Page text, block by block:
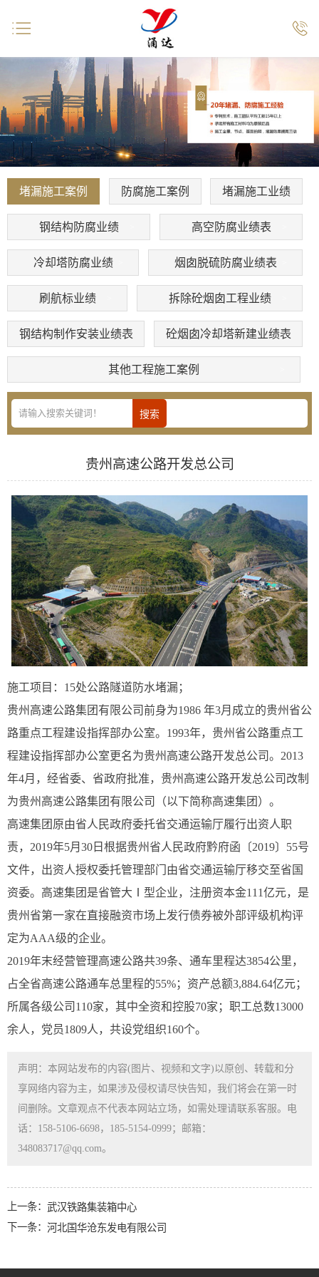
堵漏施工案例 防腐施工案例 堵漏施工业绩
钢结构防腐业绩 高空防腐业绩表
冷却塔防腐业绩 烟囱脱硫防腐业绩表
刷航标业绩 拆除砼烟囱工程业绩
钢结构制作安装业绩表 砼烟囱冷却塔新建业绩表
其他工程施工案例
贵州高速公路开发总公司
施工项目：15处公路隧道防水堵漏；
贵州高速公路集团有限公司前身为1986 年3月成立的贵州省公
路重点工程建设指挥部办公室。1993年，贵州省公路重点工
程建设指挥部办公室更名为贵州高速公路开发总公司。2013
年4月，经省委、省政府批准，贵州高速公路开发总公司改制
为贵州高速公路集团有限公司（以下简称高速集团）。
高速集团原由省人民政府委托省交通运输厅履行出资人职
责，2019年5月30日根据贵州省人民政府黔府函〔2019〕55号
文件，出资人授权委托管理部门由省交通运输厅移交至省国
资委。高速集团是省管大Ⅰ型企业，注册资本金111亿元，是
贵州省第一家在直接融资市场上发行债券被外部评级机构评
定为AAA级的企业。
2019年末经营管理高速公路共39条、通车里程达3854公里，
占全省高速公路通车总里程的55%；资产总额3,884.64亿元；
所属各级公司110家，其中全资和控股70家；职工总数13000
余人，党员1809人，共设党组织160个。
声明：本网站发布的内容(图片、视频和文字)以原创、转载和分
享网络内容为主，如果涉及侵权请尽快告知，我们将会在第一时
间删除。文章观点不代表本网站立场，如需处理请联系客服。电
话：158-5106-6698，185-5154-0999；邮箱：
348083717@qq.com。
上一条： 武汉铁路集装箱中心
下一条： 河北国华沧东发电有限公司
 